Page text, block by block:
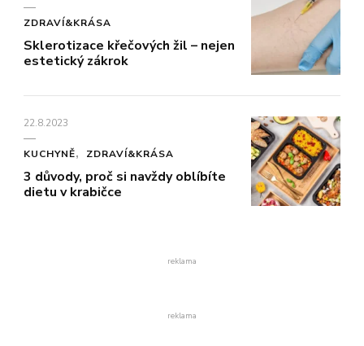
ZDRAVÍ&KRÁSA
Sklerotizace křečových žil – nejen
estetický zákrok
22.8.2023
KUCHYNĚ ZDRAVÍ&KRÁSA
3 důvody, proč si navždy oblíbíte
dietu v krabičce
reklama
reklama